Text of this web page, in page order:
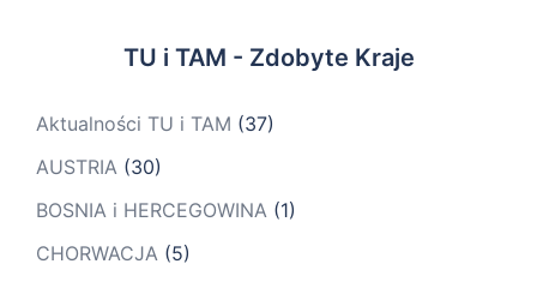
TU i TAM - Zdobyte Kraje
Aktualności TU i TAM (37)
AUSTRIA (30)
BOSNIA i HERCEGOWINA (1)
CHORWACJA (5)